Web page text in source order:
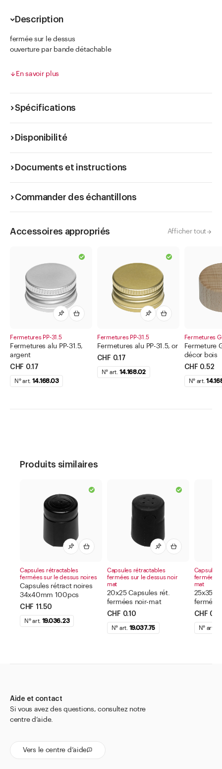
Description
fermée sur le dessus
ouverture par bande détachable
M+K Tutoriel – Les capsules rétractables
En savoir plus
Spécifications
Disponibilité
Documents et instructions
Commander des échantillons
Accessoires appropriés Afficher tout
Fermetures PP-31.5
Fermetures alu PP-31.5,
argent
CHF 0.17
N° art. 14.168.03
Fermetures PP-31.5
Fermetures alu PP-31.5, or
CHF 0.17
N° art. 14.168.02
Fermetures
Fermeture
décor bois
CHF 0.52
N° art.
Produits similaires
Capsules rétractables
fermées sur le dessus noires
Capsules rétract noires
34x40mm 100pcs
CHF 11.50
N° art. 19.036.23
Capsules rétractables
fermées sur le dessus noir
mat
20x25 Capsules rét.
fermées noir-mat
CHF 0.10
N° art. 19.037.75
Capsules
fermées
mat
25x35
fermées
CHF
N° art.
Aide et contact
Si vous avez des questions, consultez notre
centre d’aide.
Vers le centre d’aide